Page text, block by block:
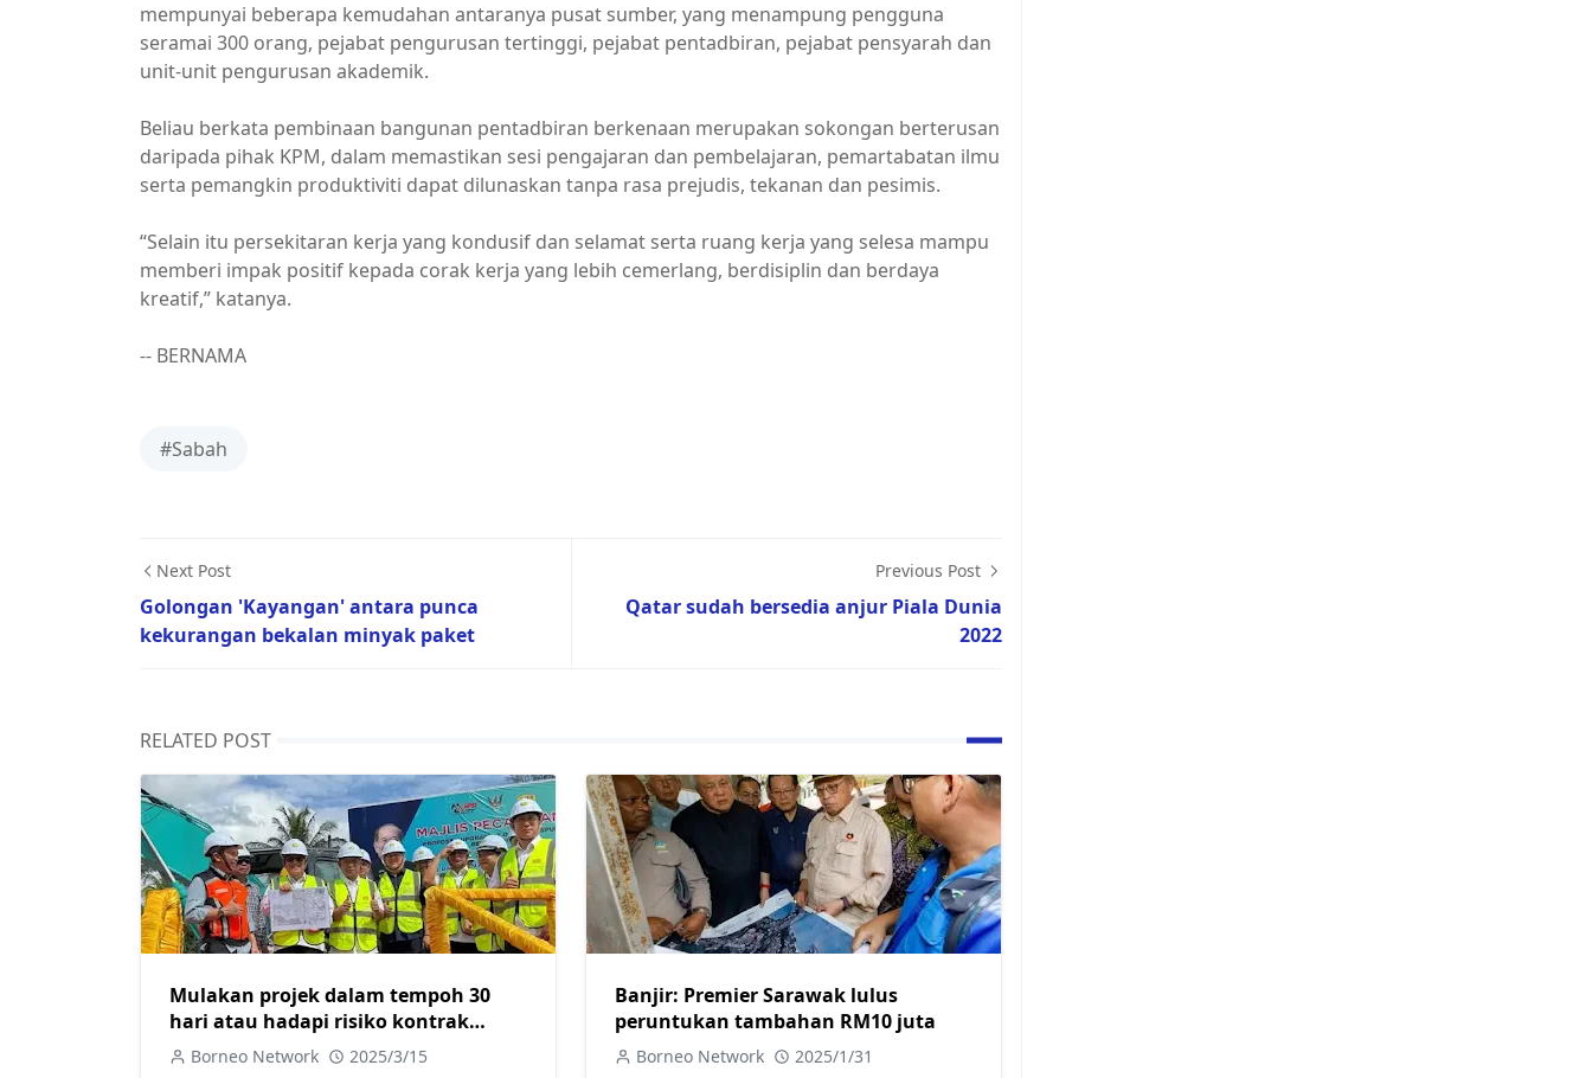
mempunyai beberapa kemudahan antaranya pusat sumber, yang menampung pengguna
seramai 300 orang, pejabat pengurusan tertinggi, pejabat pentadbiran, pejabat pensyarah dan
unit-unit pengurusan akademik.
Beliau berkata pembinaan bangunan pentadbiran berkenaan merupakan sokongan berterusan
daripada pihak KPM, dalam memastikan sesi pengajaran dan pembelajaran, pemartabatan ilmu
serta pemangkin produktiviti dapat dilunaskan tanpa rasa prejudis, tekanan dan pesimis.
“Selain itu persekitaran kerja yang kondusif dan selamat serta ruang kerja yang selesa mampu
memberi impak positif kepada corak kerja yang lebih cemerlang, berdisiplin dan berdaya
kreatif,” katanya.
-- BERNAMA
#Sabah
Next Post
Golongan 'Kayangan' antara punca
kekurangan bekalan minyak paket
Previous Post
Qatar sudah bersedia anjur Piala Dunia
2022
RELATED POST
Mulakan projek dalam tempoh 30
hari atau hadapi risiko kontrak
ditamatkan
Borneo Network 2025/3/15
Banjir: Premier Sarawak lulus
peruntukan tambahan RM10 juta
Borneo Network 2025/1/31